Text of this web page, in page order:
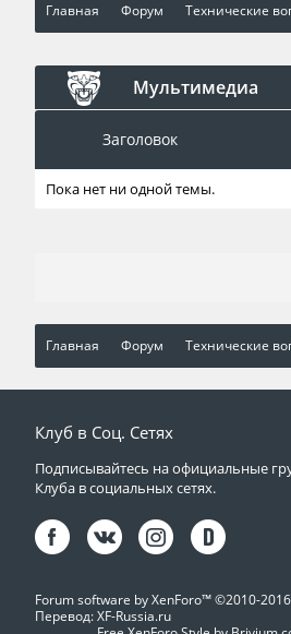
Главная Форум Технические
Мультимедиа
Заголовок
Пока нет ни одной темы.
Главная Форум Технические
Клуб в Соц. Сетях
Подписывайтесь на официальные
Клуба в социальных сетях.
Forum software by XenForo™©2010-
Перевод:XF-Russia.ru